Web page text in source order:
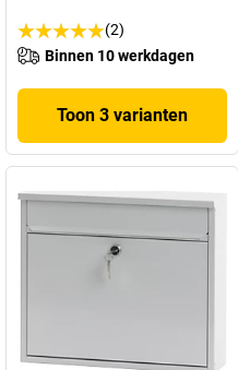
(2)
Binnen 10 werkdagen
Toon 3 varianten